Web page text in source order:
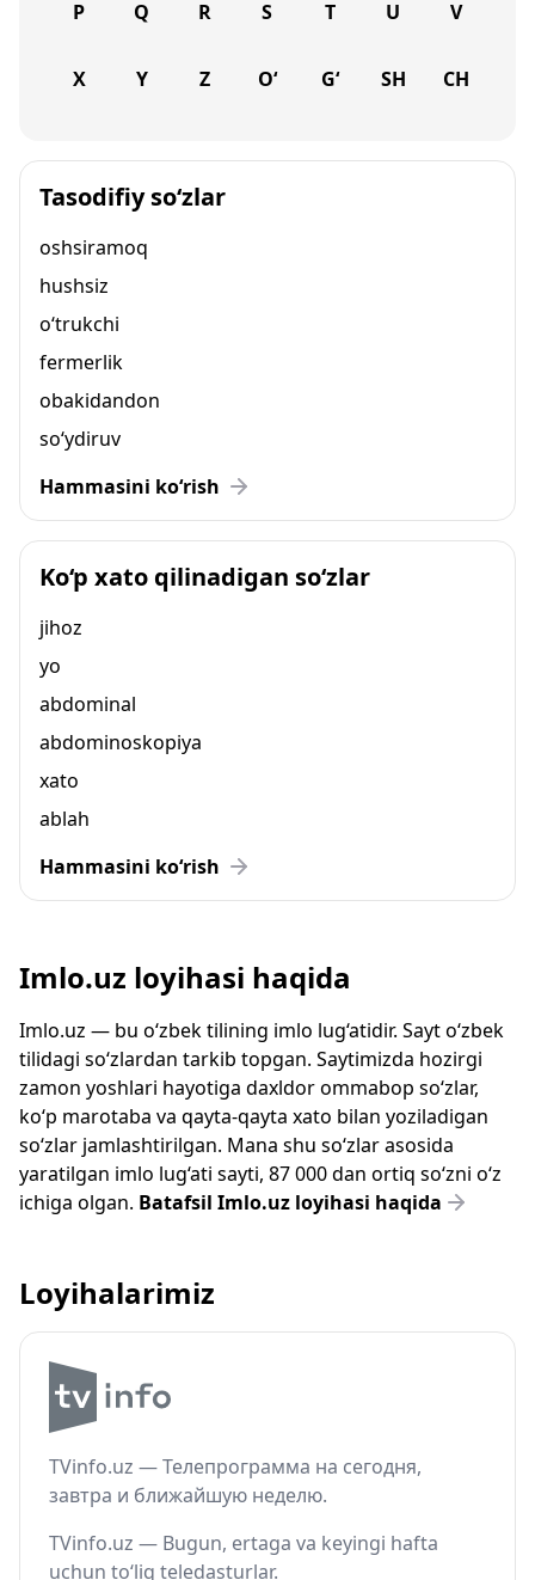
P Q R S T U V
X Y Z O‘ G‘ SH CH
Tasodifiy so‘zlar
oshsiramoq
hushsiz
o‘trukchi
fermerlik
obakidandon
so‘ydiruv
Hammasini ko‘rish
Ko‘p xato qilinadigan so‘zlar
jihoz
yo
abdominal
abdominoskopiya
xato
ablah
Hammasini ko‘rish
Imlo.uz loyihasi haqida
Imlo.uz — bu o‘zbek tilining imlo lug‘atidir. Sayt o‘zbek
tilidagi so‘zlardan tarkib topgan. Saytimizda hozirgi
zamon yoshlari hayotiga daxldor ommabop so‘zlar,
ko‘p marotaba va qayta-qayta xato bilan yoziladigan
so‘zlar jamlashtirilgan. Mana shu so‘zlar asosida
yaratilgan imlo lug‘ati sayti, 87 000 dan ortiq so‘zni o‘z
ichiga olgan. Batafsil Imlo.uz loyihasi haqida
Loyihalarimiz
TVinfo.uz — Телепрограмма на сегодня,
завтра и ближайшую неделю.
TVinfo.uz — Bugun, ertaga va keyingi hafta
uchun to‘liq teledasturlar.